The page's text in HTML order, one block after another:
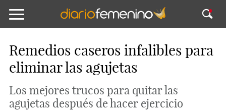
Remedios caseros infalibles para
eliminar las agujetas
Los mejores trucos para quitar las
agujetas después de hacer ejercicio